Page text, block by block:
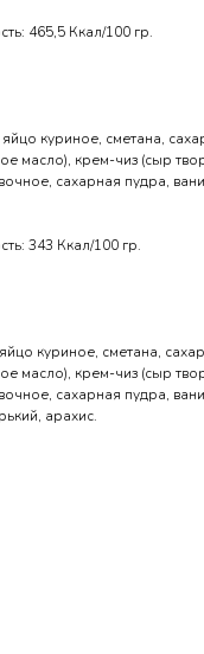
465,5 Ккал/100 гр.
яйцо куриное, сметана,
масло), крем-чиз (сыр
сахарная пудра,
343 Ккал/100 гр.
куриное, сметана,
масло), крем-чиз (сыр
сахарная пудра,
арахис.